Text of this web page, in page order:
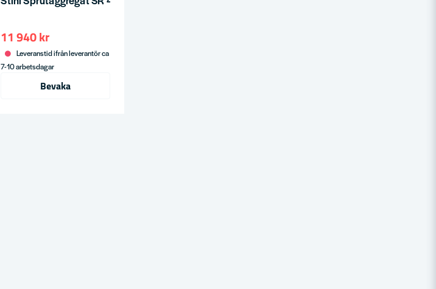
11 940 kr
Leveranstid ifrån leverantör ca
7-10 arbetsdagar
Bevaka